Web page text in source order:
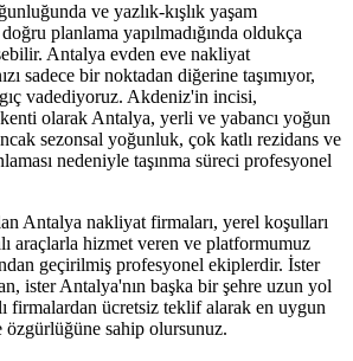
ve yazlık-kışlık yaşam
planlama yapılmadığında oldukça
Antalya evden eve nakliyat
sadece bir noktadan diğerine taşımıyor,
vadediyoruz. Akdeniz'in incisi,
olarak Antalya, yerli ve yabancı yoğun
sezonsal yoğunluk, çok katlı rezidans ve
nedeniyle taşınma süreci profesyonel
Antalya nakliyat firmaları, yerel koşulları
araçlarla hizmet veren ve platformumuz
geçirilmiş profesyonel ekiplerdir. İster
ister Antalya'nın başka bir şehre uzun yol
firmalardan ücretsiz teklif alarak en uygun
özgürlüğüne sahip olursunuz.